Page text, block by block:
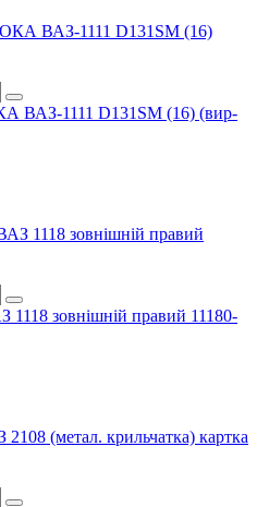
ВАЗ-1111 D131SM (16) (вир-
1118 зовнішній правий 11180-